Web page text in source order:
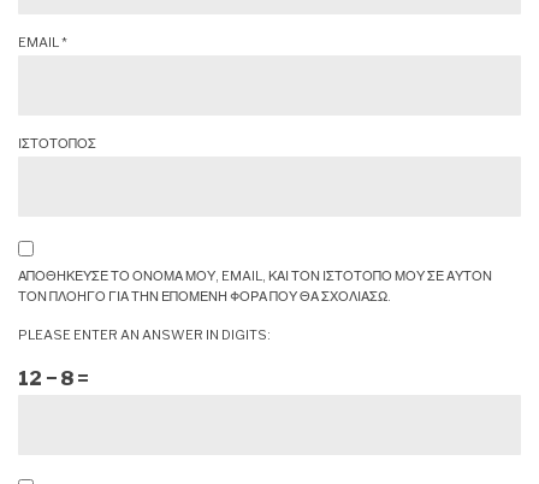
EMAIL *
ΙΣΤΟΤΟΠΟΣ
ΑΠΟΘΗΚΕΥΣΕ ΤΟ ΟΝΟΜΑ ΜΟΥ, EMAIL, ΚΑΙ ΤΟΝ ΙΣΤΟΤΟΠΟ ΜΟΥ ΣΕ ΑΥΤΟΝ
ΤΟΝ ΠΛΟΗΓΟ ΓΙΑ ΤΗΝ ΕΠΟΜΕΝΗ ΦΟΡΑ ΠΟΥ ΘΑ ΣΧΟΛΙΑΣΩ.
PLEASE ENTER AN ANSWER IN DIGITS:
12 − 8 =